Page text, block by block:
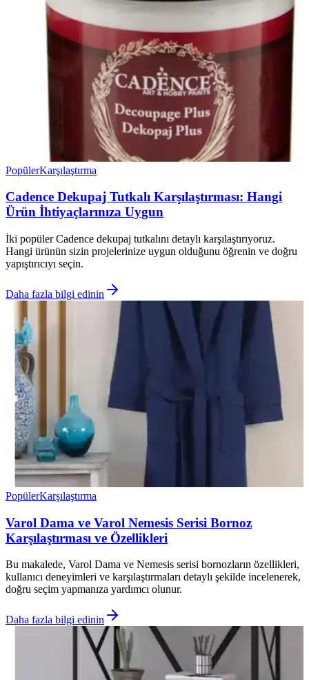
PopülerKarşılaştırma
Cadence Dekupaj Tutkalı Karşılaştırması: Hangi
Ürün İhtiyaçlarınıza Uygun
İki popüler Cadence dekupaj tutkalını detaylı karşılaştırıyoruz.
Hangi ürünün sizin projelerinize uygun olduğunu öğrenin ve doğru
yapıştırıcıyı seçin.
Daha fazla bilgi edinin
PopülerKarşılaştırma
Varol Dama ve Varol Nemesis Serisi Bornoz
Karşılaştırması ve Özellikleri
Bu makalede, Varol Dama ve Nemesis serisi bornozların özellikleri,
kullanıcı deneyimleri ve karşılaştırmaları detaylı şekilde incelenerek,
doğru seçim yapmanıza yardımcı olunur.
Daha fazla bilgi edinin